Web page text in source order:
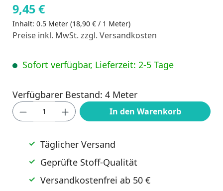
9,45 €
Inhalt: 0.5 Meter (18,90 € / 1 Meter)
Preise inkl. MwSt. zzgl. Versandkosten
Sofort verfügbar, Lieferzeit: 2-5 Tage
Verfügbarer Bestand: 4 Meter
Produkt Anzahl: Gib den gewünschten
In den Warenkorb
Täglicher Versand
Geprüfte Stoff-Qualität
Versandkostenfrei ab 50 €